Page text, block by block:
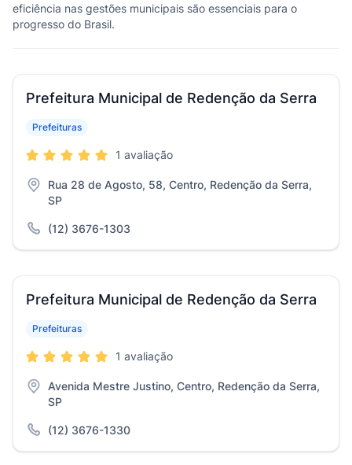
eficiência nas gestões municipais são essenciais para o
progresso do Brasil.
Prefeitura Municipal de Redenção da Serra
Prefeituras
1 avaliação
Rua 28 de Agosto, 58, Centro, Redenção da Serra,
SP
(12) 3676-1303
Prefeitura Municipal de Redenção da Serra
Prefeituras
1 avaliação
Avenida Mestre Justino, Centro, Redenção da Serra,
SP
(12) 3676-1330